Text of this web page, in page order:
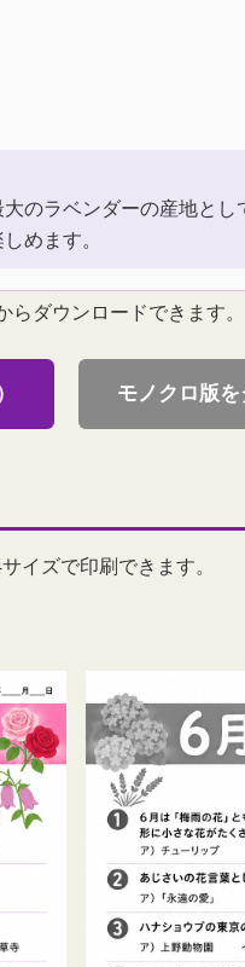
のラベンダーの産地と
めます。
ダウンロードできます。
モノクロ版を
イズで印刷できます。